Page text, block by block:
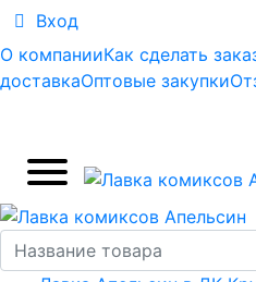
Вход
О компанииКак сделать
доставкаОптовые закупки